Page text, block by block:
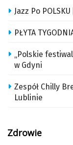
Jazz Po POLSKU
PŁYTA
„Polskie
w Gdyni
Zespół Chilly
Lublinie
Zdrowie